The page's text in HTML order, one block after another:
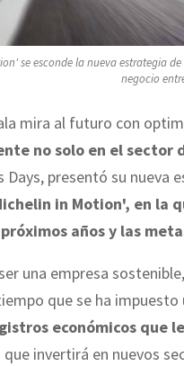
se esconde la nueva estrategia
negocio
mira al futuro con
no solo en el sector
Days, presentó su nueva
in Motion', en la
años y las
una empresa
que se ha impuesto
económicos que
que invertirá en nuevos